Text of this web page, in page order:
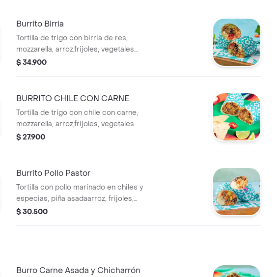
Burrito Birria
Tortilla de trigo con birria de res,
mozzarella, arroz,frijoles, vegetales
salteados, guacamole, crema agriay
$ 34.900
BURRITO CHILE CON CARNE
Tortilla de trigo con chile con carne,
mozzarella, arroz,frijoles, vegetales
salteados, guacamole, crema agria y
$ 27.900
Burrito Pollo Pastor
Tortilla con pollo marinado en chiles y
especias, piña asadaarroz, frijoles,
vegetales salteados, guacamole, crema
$ 30.500
Burro Carne Asada y Chicharrón